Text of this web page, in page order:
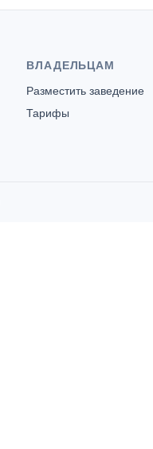
ВЛАДЕЛЬЦАМ
Разместить заведение
Тарифы